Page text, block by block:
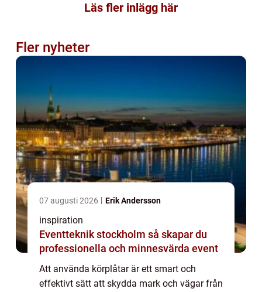
Läs fler inlägg här
Fler nyheter
07 augusti 2026 Erik Andersson
inspiration
Eventteknik stockholm så skapar du
professionella och minnesvärda event
Att använda körplåtar är ett smart och
effektivt sätt att skydda mark och vägar från